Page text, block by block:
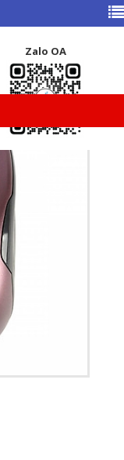
Zalo OA
CHUỘT
M266 CÓ DÂY